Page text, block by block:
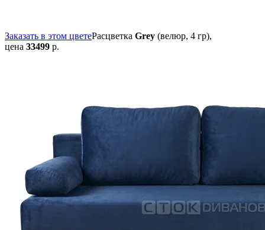
Заказать в этом цветеРасцветка Grey (велюр, 4 гр),
цена 33499 р.